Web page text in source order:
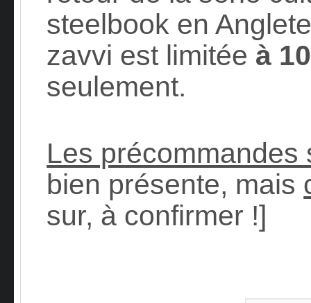
steelbook en
zavvi est limitée à
seulement.
Les précommandes
bien présente, mais
sur, à confirmer !]